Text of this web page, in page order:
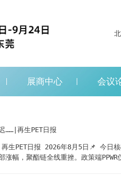
展商中心 会议
……|再生PET日报
生PET日报 2026年8月5日📌 今日
幅，聚酯链全线重挫。政策端
PET完全解聚，对苯二甲酸选择性